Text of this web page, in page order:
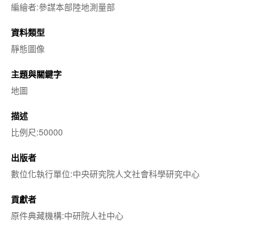
編繪者:參謀本部陸地測量部
資料類型
靜態圖像
主題與關鍵字
地圖
描述
比例尺:50000
出版者
數位化執行單位:中央研究院人文社會科學研究中心
貢獻者
原件典藏機構:中研院人社中心